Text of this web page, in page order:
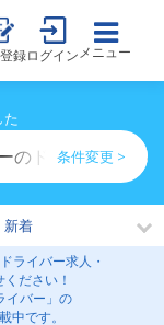
録ログイン メニュー
た
のドライバー求人
条件変更 >
ライバー求人・
ださい！
イバー」の
中です。